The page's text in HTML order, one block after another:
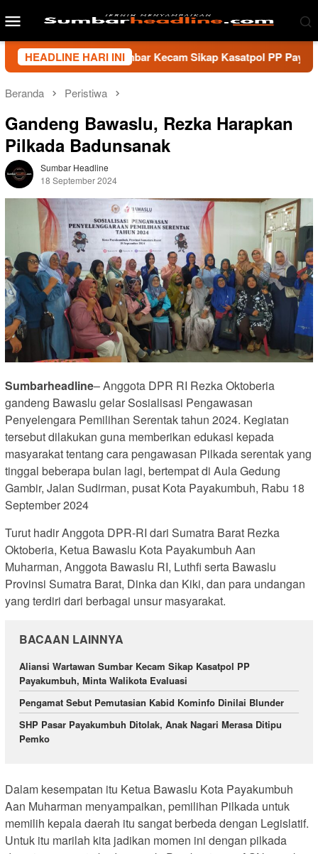
ke
Menu
Mobile
HEADLINE HARI INI
Sumbar Kecam Sikap Kasatpol PP Payakumbuh,
Beranda Peristiwa
Gandeng Bawaslu, Rezka Harapkan
Pilkada Badunsanak
Sumbar Headline
18 September 2024
Sumbarheadline– Anggota DPR RI Rezka Oktoberia
gandeng Bawaslu gelar Sosialisasi Pengawasan
Penyelengara Pemilihan Serentak tahun 2024. Kegiatan
tersebut dilakukan guna memberikan edukasi kepada
masyarakat tentang cara pengawasan Pilkada serentak yang
tinggal beberapa bulan lagi, bertempat di Aula Gedung
Gambir, Jalan Sudirman, pusat Kota Payakumbuh, Rabu 18
September 2024
Turut hadir Anggota DPR-RI dari Sumatra Barat Rezka
Oktoberia, Ketua Bawaslu Kota Payakumbuh Aan
Muharman, Anggota Bawaslu RI, Luthfi serta Bawaslu
Provinsi Sumatra Barat, Dinka dan Kiki, dan para undangan
yang terdiri dari berbagai unsur masyarakat.
BACAAN LAINNYA
Aliansi Wartawan Sumbar Kecam Sikap Kasatpol PP
Payakumbuh, Minta Walikota Evaluasi
Pengamat Sebut Pemutasian Kabid Kominfo Dinilai Blunder
SHP Pasar Payakumbuh Ditolak, Anak Nagari Merasa Ditipu
Pemko
Dalam kesempatan itu Ketua Bawaslu Kota Payakumbuh
Aan Muharman menyampaikan, pemilihan Pilkada untuk
memilih kepala daerah itu sangat berbeda dengan Legislatif.
Untuk itu marilah kita jadikan momen ini dengan pilkada